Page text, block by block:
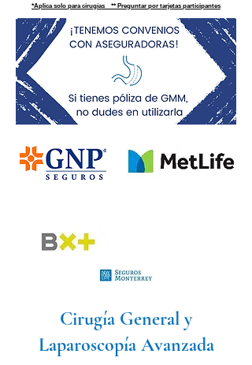
*Aplica solo para cirugías ** Preguntar por tarjetas participantes
Cirugía General y
Laparoscopía Avanzada